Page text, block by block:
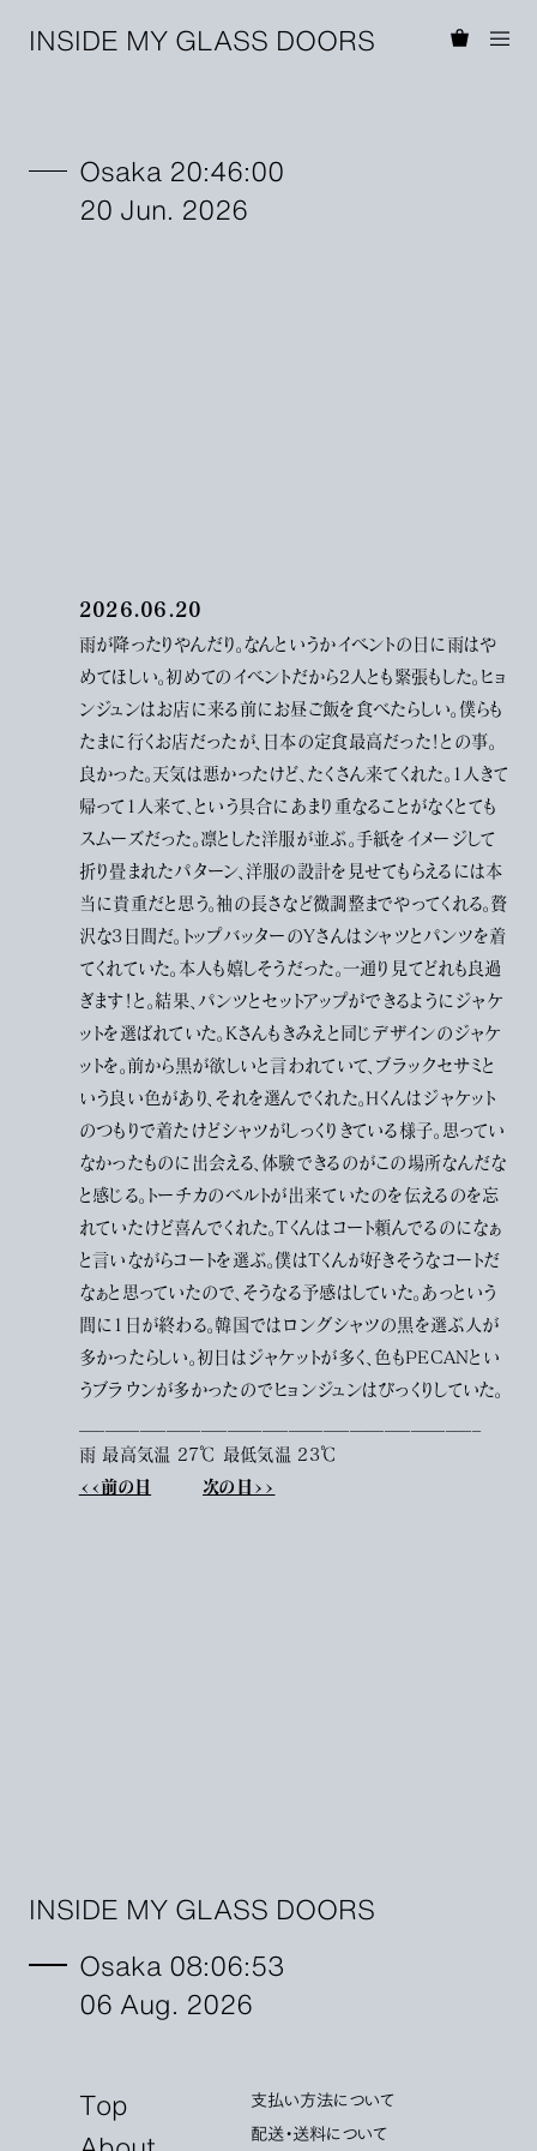
INSIDE MY GLASS DOORS
Osaka 20:46:00
20 Jun. 2026
2026.06.20
雨が降ったりやんだり。なんというかイベントの日に雨はや
めてほしい。初めてのイベントだから2人とも緊張もした。ヒョ
ンジュンはお店に来る前にお昼ご飯を食べたらしい。僕らも
たまに行くお店だったが、日本の定食最高だった！との事。
良かった。天気は悪かったけど、たくさん来てくれた。1人きて
帰って1人来て、という具合にあまり重なることがなくとても
スムーズだった。凛とした洋服が並ぶ。手紙をイメージして
折り畳まれたパターン、洋服の設計を見せてもらえるには本
当に貴重だと思う。袖の長さなど微調整までやってくれる。贅
沢な3日間だ。トップバッターのYさんはシャツとパンツを着
てくれていた。本人も嬉しそうだった。一通り見てどれも良過
ぎます！と。結果、パンツとセットアップができるようにジャケ
ットを選ばれていた。Kさんもきみえと同じデザインのジャケ
ットを。前から黒が欲しいと言われていて、ブラックセサミと
いう良い色があり、それを選んでくれた。Hくんはジャケット
のつもりで着たけどシャツがしっくりきている様子。思ってい
なかったものに出会える、体験できるのがこの場所なんだな
と感じる。トーチカのベルトが出来ていたのを伝えるのを忘
れていたけど喜んでくれた。Tくんはコート頼んでるのになぁ
と言いながらコートを選ぶ。僕はTくんが好きそうなコートだ
なぁと思っていたので、そうなる予感はしていた。あっという
間に1日が終わる。韓国ではロングシャツの黒を選ぶ人が
多かったらしい。初日はジャケットが多く、色もPECANとい
うブラウンが多かったのでヒョンジュンはびっくりしていた。
雨 最高気温 27℃ 最低気温 23℃
<<前の日 次の日>>
INSIDE MY GLASS DOORS
Osaka 08:06:53
06 Aug. 2026
Top
支払い方法について
配送・送料について